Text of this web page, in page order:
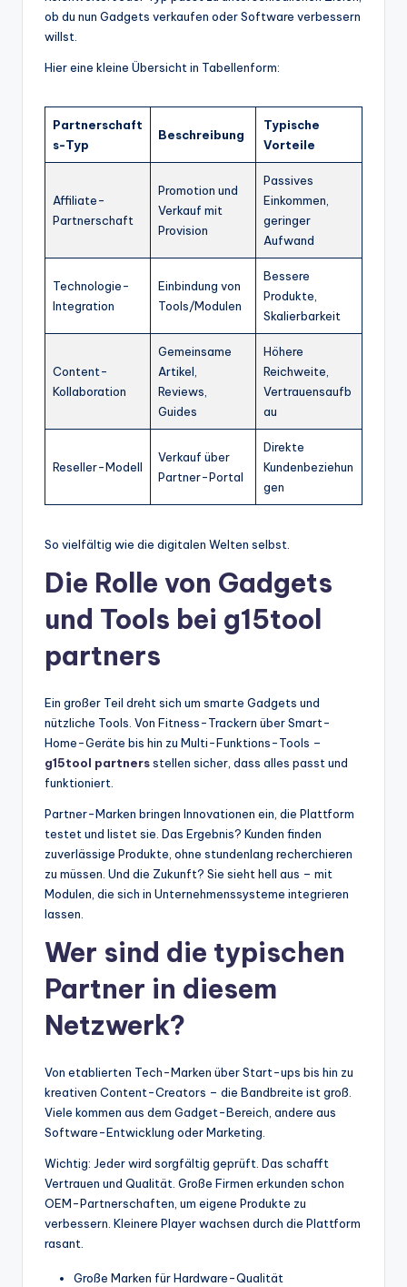
ob du nun Gadgets verkaufen oder Software verbessern
willst.
Hier eine kleine Übersicht in Tabellenform:
Partnerschaft
s-Typ
Beschreibung
Typische
Vorteile
Affiliate-
Partnerschaft
Promotion und
Verkauf mit
Provision
Passives
Einkommen,
geringer
Aufwand
Technologie-
Integration
Einbindung von
Tools/Modulen
Bessere
Produkte,
Skalierbarkeit
Content-
Kollaboration
Gemeinsame
Artikel,
Reviews,
Guides
Höhere
Reichweite,
Vertrauensaufb
au
Reseller-Modell
Verkauf über
Partner-Portal
Direkte
Kundenbeziehun
gen
So vielfältig wie die digitalen Welten selbst.
Die Rolle von Gadgets
und Tools bei g15tool
partners
Ein großer Teil dreht sich um smarte Gadgets und
nützliche Tools. Von Fitness-Trackern über Smart-
Home-Geräte bis hin zu Multi-Funktions-Tools –
g15tool partnersstellen sicher, dass alles passt und
funktioniert.
Partner-Marken bringen Innovationen ein, die Plattform
testet und listet sie. Das Ergebnis? Kunden finden
zuverlässige Produkte, ohne stundenlang recherchieren
zu müssen. Und die Zukunft? Sie sieht hell aus – mit
Modulen, die sich in Unternehmenssysteme integrieren
lassen.
Wer sind die typischen
Partner in diesem
Netzwerk?
Von etablierten Tech-Marken über Start-ups bis hin zu
kreativen Content-Creators – die Bandbreite ist groß.
Viele kommen aus dem Gadget-Bereich, andere aus
Software-Entwicklung oder Marketing.
Wichtig: Jeder wird sorgfältig geprüft. Das schafft
Vertrauen und Qualität. Große Firmen erkunden schon
OEM-Partnerschaften, um eigene Produkte zu
verbessern. Kleinere Player wachsen durch die Plattform
rasant.
Große Marken für Hardware-Qualität